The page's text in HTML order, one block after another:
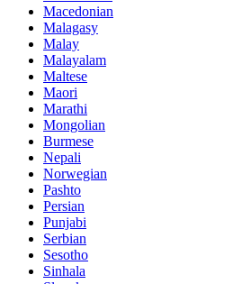
Macedonian
Malagasy
Malay
Malayalam
Maltese
Maori
Marathi
Mongolian
Burmese
Nepali
Norwegian
Pashto
Persian
Punjabi
Serbian
Sesotho
Sinhala